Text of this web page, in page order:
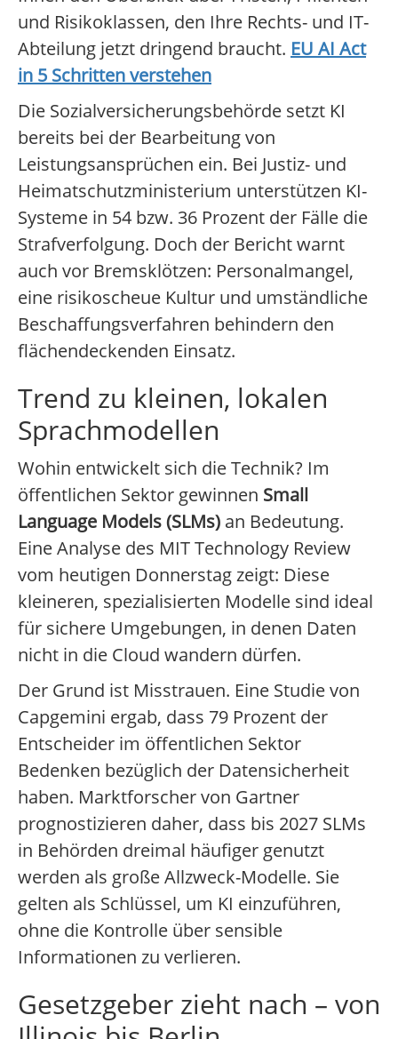
und Risikoklassen, den Ihre Rechts- und IT-
Abteilung jetzt dringend braucht. EU AI Act
in 5 Schritten verstehen
Die Sozialversicherungsbehörde setzt KI
bereits bei der Bearbeitung von
Leistungsansprüchen ein. Bei Justiz- und
Heimatschutzministerium unterstützen KI-
Systeme in 54 bzw. 36 Prozent der Fälle die
Strafverfolgung. Doch der Bericht warnt
auch vor Bremsklötzen: Personalmangel,
eine risikoscheue Kultur und umständliche
Beschaffungsverfahren behindern den
flächendeckenden Einsatz.
Trend zu kleinen, lokalen
Sprachmodellen
Wohin entwickelt sich die Technik? Im
öffentlichen Sektor gewinnen Small
Language Models (SLMs) an Bedeutung.
Eine Analyse des MIT Technology Review
vom heutigen Donnerstag zeigt: Diese
kleineren, spezialisierten Modelle sind ideal
für sichere Umgebungen, in denen Daten
nicht in die Cloud wandern dürfen.
Der Grund ist Misstrauen. Eine Studie von
Capgemini ergab, dass 79 Prozent der
Entscheider im öffentlichen Sektor
Bedenken bezüglich der Datensicherheit
haben. Marktforscher von Gartner
prognostizieren daher, dass bis 2027 SLMs
in Behörden dreimal häufiger genutzt
werden als große Allzweck-Modelle. Sie
gelten als Schlüssel, um KI einzuführen,
ohne die Kontrolle über sensible
Informationen zu verlieren.
Gesetzgeber zieht nach – von